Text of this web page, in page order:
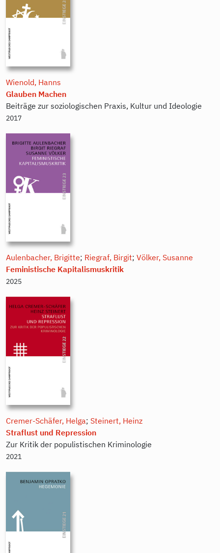
Wienold, Hanns
Glauben Machen
Beiträge zur soziologischen Praxis, Kultur und Ideologie
2017
Aulenbacher, Brigitte; Riegraf, Birgit; Völker, Susanne
Feministische Kapitalismuskritik
2025
Cremer-Schäfer, Helga; Steinert, Heinz
Straflust und Repression
Zur Kritik der populistischen Kriminologie
2021